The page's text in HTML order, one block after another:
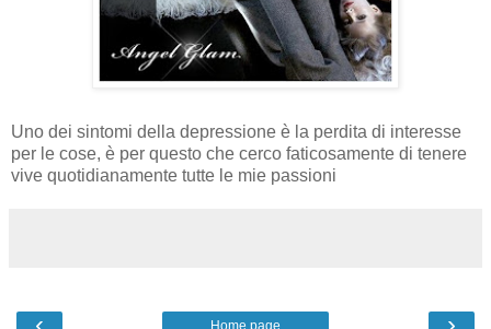
Uno dei sintomi della depressione è la perdita di interesse
per le cose, è per questo che cerco faticosamente di tenere
vive quotidianamente tutte le mie passioni
Home page